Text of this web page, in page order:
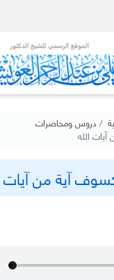
دروس ومحاضرات
الله
آية من آيات